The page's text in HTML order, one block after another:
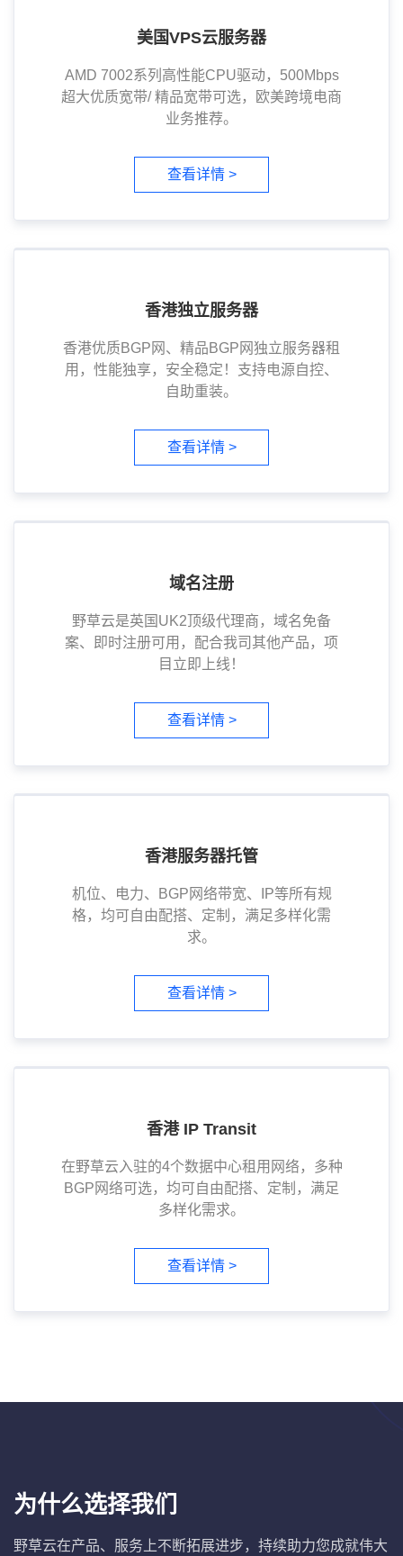
美国VPS云服务器
AMD 7002系列高性能CPU驱动，500Mbps
超大优质宽带/ 精品宽带可选，欧美跨境电商
业务推荐。
查看详情 >
香港独立服务器
香港优质BGP网、精品BGP网独立服务器租
用，性能独享，安全稳定！支持电源自控、
自助重装。
查看详情 >
域名注册
野草云是英国UK2顶级代理商，域名免备
案、即时注册可用，配合我司其他产品，项
目立即上线！
查看详情 >
香港服务器托管
机位、电力、BGP网络带宽、IP等所有规
格，均可自由配搭、定制，满足多样化需
求。
查看详情 >
香港 IP Transit
在野草云入驻的4个数据中心租用网络，多种
BGP网络可选，均可自由配搭、定制，满足
多样化需求。
查看详情 >
为什么选择我们
野草云在产品、服务上不断拓展进步，持续助力您成就伟大